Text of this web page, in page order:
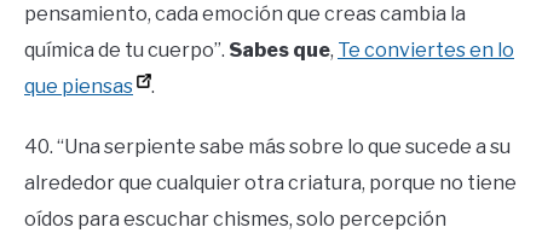
pensamiento, cada emoción que creas cambia la
química de tu cuerpo”. Sabes que, Te conviertes en lo
que piensas
.
40. “Una serpiente sabe más sobre lo que sucede a su
alrededor que cualquier otra criatura, porque no tiene
oídos para escuchar chismes, solo percepción